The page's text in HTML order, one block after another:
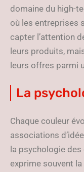
domaine du high-
où les entreprises
capter l’attention
leurs produits,
leurs offres parmi
La
Chaque couleur
associations
la psychologie
exprime souvent